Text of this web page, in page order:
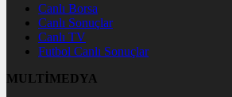
Canlı Borsa
Canlı Sonuçlar
Canlı TV
Futbol Canlı Sonuçlar
MULTİMEDYA